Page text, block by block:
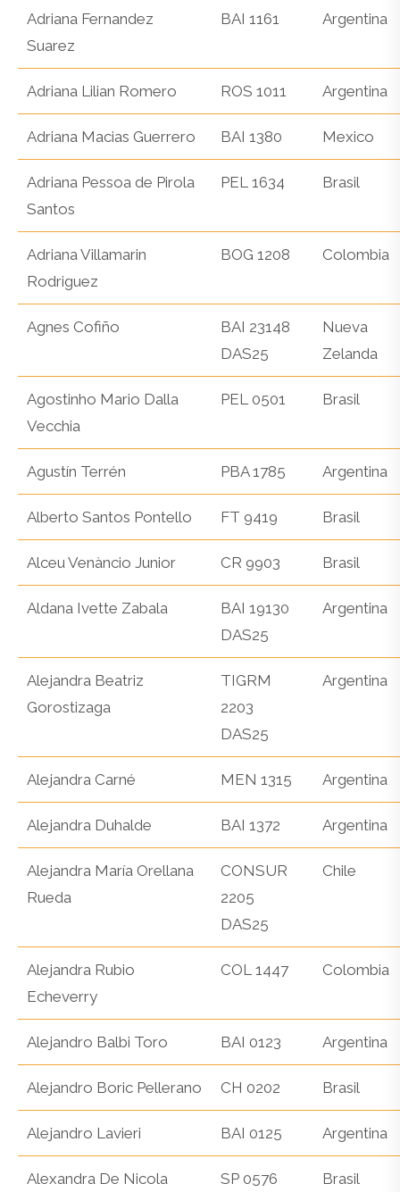
Adriana Fernandez
Suarez
BAI 1161 Argentina
Adriana Lilian Romero ROS 1011 Argentina
Adriana Macias Guerrero BAI 1380 Mexico
Adriana Pessoa de Pirola
Santos
PEL 1634 Brasil
Adriana Villamarin
Rodriguez
BOG 1208 Colombia
Agnes Cofiño
BAI 23148
DAS25
Nueva
Zelanda
Agostinho Mario Dalla
Vecchia
PEL 0501 Brasil
Agustín Terrén PBA 1785 Argentina
Alberto Santos Pontello FT 9419 Brasil
Alceu Venàncio Junior CR 9903 Brasil
Aldana Ivette Zabala
BAI 19130
DAS25
Argentina
Alejandra Beatriz
Gorostizaga
TIGRM
2203
DAS25
Argentina
Alejandra Carné MEN 1315 Argentina
Alejandra Duhalde BAI 1372 Argentina
Alejandra María Orellana
Rueda
CONSUR
2205
DAS25
Chile
Alejandra Rubio
Echeverry
COL 1447 Colombia
Alejandro Balbi Toro BAI 0123 Argentina
Alejandro Boric Pellerano CH 0202 Brasil
Alejandro Lavieri BAI 0125 Argentina
Alexandra De Nicola SP 0576 Brasil